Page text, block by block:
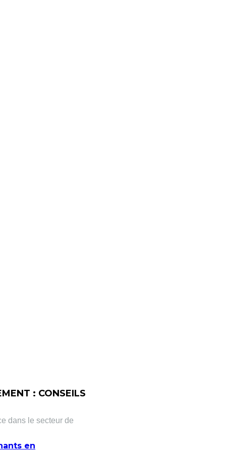
: CONSEILS
dans le secteur de
en